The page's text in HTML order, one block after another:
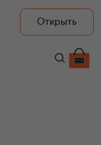
Открыть
629 000 ₽